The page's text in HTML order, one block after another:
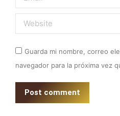
Website
Guarda mi nombre, correo
navegador para la próxima vez
Post comment